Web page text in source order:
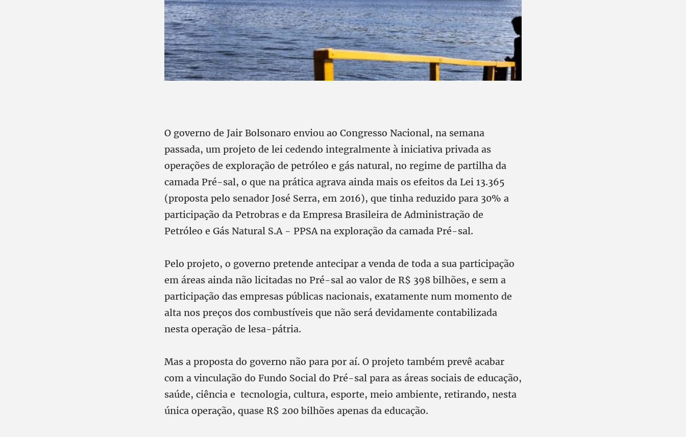
O governo de Jair Bolsonaro enviou ao Congresso Nacional, na semana
passada, um projeto de lei cedendo integralmente à iniciativa privada as
operações de exploração de petróleo e gás natural, no regime de partilha da
camada Pré-sal, o que na prática agrava ainda mais os efeitos da Lei 13.365
(proposta pelo senador José Serra, em 2016), que tinha reduzido para 30% a
participação da Petrobras e da Empresa Brasileira de Administração de
Petróleo e Gás Natural S.A - PPSA na exploração da camada Pré-sal.
Pelo projeto, o governo pretende antecipar a venda de toda a sua participação
em áreas ainda não licitadas no Pré-sal ao valor de R$ 398 bilhões, e sem a
participação das empresas públicas nacionais, exatamente num momento de
alta nos preços dos combustíveis que não será devidamente contabilizada
nesta operação de lesa-pátria.
Mas a proposta do governo não para por aí. O projeto também prevê acabar
com a vinculação do Fundo Social do Pré-sal para as áreas sociais de educação,
saúde, ciência e tecnologia, cultura, esporte, meio ambiente, retirando, nesta
única operação, quase R$ 200 bilhões apenas da educação.